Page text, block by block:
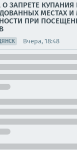
ЗАПРЕТЕ КУПАНИЯ
МЕСТАХ И
ПРИ
Вчера, 18:48